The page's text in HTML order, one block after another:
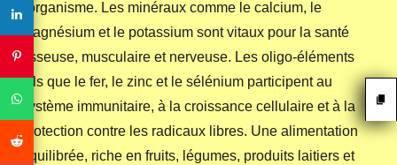
l'organisme. Les minéraux comme le calcium, le
magnésium et le potassium sont vitaux pour la santé
osseuse, musculaire et nerveuse. Les oligo-éléments
tels que le fer, le zinc et le sélénium participent au
système immunitaire, à la croissance cellulaire et à la
protection contre les radicaux libres. Une alimentation
équilibrée, riche en fruits, légumes, produits laitiers et